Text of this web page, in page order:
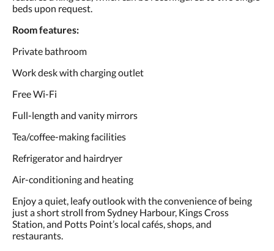
beds upon request.
Room features:
Private bathroom
Work desk with charging outlet
Free Wi-Fi
Full-length and vanity mirrors
Tea/coffee-making facilities
Refrigerator and hairdryer
Air-conditioning and heating
Enjoy a quiet, leafy outlook with the convenience of being
just a short stroll from Sydney Harbour, Kings Cross
Station, and Potts Point’s local cafés, shops, and
restaurants.